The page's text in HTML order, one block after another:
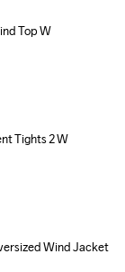
Top W
Tights 2 W
Wind Jacket